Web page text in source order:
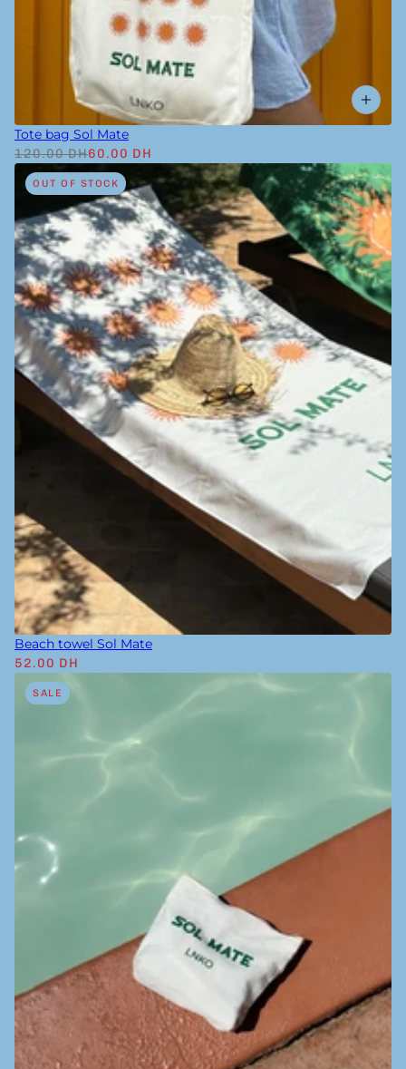
Tote bag Sol Mate
120.00 DH60.00 DH
OUT OF STOCK
Beach towel Sol Mate
52.00 DH
SALE